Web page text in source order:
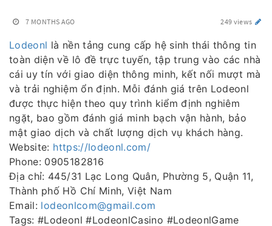
7 MONTHS AGO 249 views
Lodeonl là nền tảng cung cấp hệ sinh thái thông tin
toàn diện về lô đề trực tuyến, tập trung vào các nhà
cái uy tín với giao diện thông minh, kết nối mượt mà
và trải nghiệm ổn định. Mỗi đánh giá trên Lodeonl
được thực hiện theo quy trình kiểm định nghiêm
ngặt, bao gồm đánh giá minh bạch vận hành, bảo
mật giao dịch và chất lượng dịch vụ khách hàng.
Website: https://lodeonl.com/
Phone: 0905182816
Địa chỉ: 445/31 Lạc Long Quân, Phường 5, Quận 11,
Thành phố Hồ Chí Minh, Việt Nam
Email: lodeonlcom@gmail.com
Tags: #Lodeonl #LodeonlCasino #LodeonlGame